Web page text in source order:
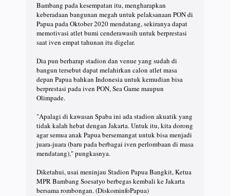
Bambang pada kesempatan itu, mengharapkan
keberadaan bangunan megah untuk pelaksanaan PON di
Papua pada Oktober 2020 mendatang, sekiranya dapat
memotivasi atlet bumi cenderawasih untuk berprestasi
saat iven empat tahunan itu digelar.
Dia pun berharap stadion dan venue yang sudah di
bangun tersebut dapat melahirkan calon atlet masa
depan Papua bahkan Indonesia untuk kemudian bisa
berprestasi pada iven PON, Sea Game maupun
Olimpade.
"Apalagi di kawasan Spaba ini ada stadion akuatik yang
tidak kalah hebat dengan Jakarta. Untuk itu, kita dorong
agar semua anak Papua bersemangat untuk bisa menjadi
juara-juara (baru pada berbagai iven perlombaan di masa
mendatang)," pungkasnya.
Diketahui, usai meninjau Stadion Papua Bangkit, Ketua
MPR Bambang Soesatyo berbegas kembali ke Jakarta
bersama rombongan. (DiskominfoPapua)